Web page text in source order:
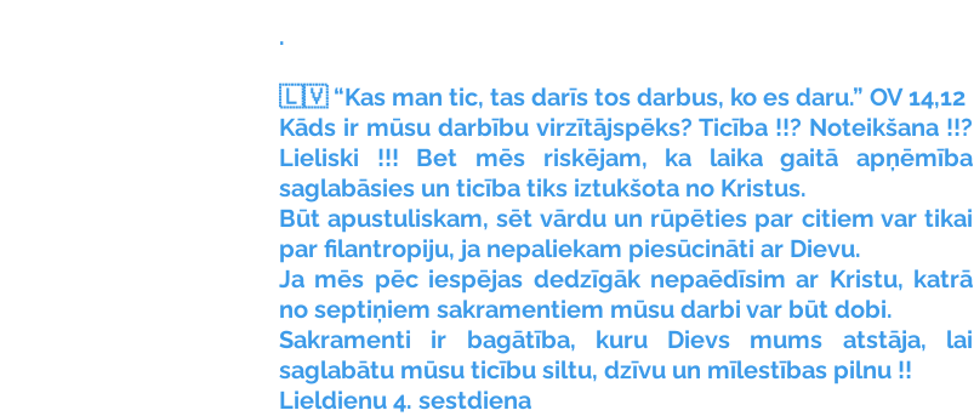
.
🇱🇻 “Kas man tic, tas darīs tos darbus, ko es daru.” OV 14,12
Kāds ir mūsu darbību virzītājspēks? Ticība !!? Noteikšana !!?
Lieliski !!! Bet mēs riskējam, ka laika gaitā apņēmība
saglabāsies un ticība tiks iztukšota no Kristus.
Būt apustuliskam, sēt vārdu un rūpēties par citiem var tikai
par filantropiju, ja nepaliekam piesūcināti ar Dievu.
Ja mēs pēc iespējas dedzīgāk nepaēdīsim ar Kristu, katrā
no septiņiem sakramentiem mūsu darbi var būt dobi.
Sakramenti ir bagātība, kuru Dievs mums atstāja, lai
saglabātu mūsu ticību siltu, dzīvu un mīlestības pilnu !!
Lieldienu 4. sestdiena